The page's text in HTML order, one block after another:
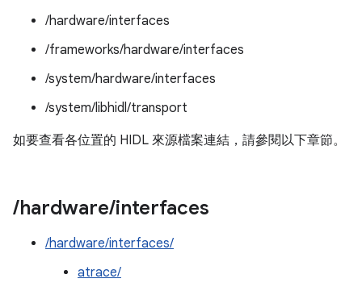
/hardware/interfaces
/frameworks/hardware/interfaces
/system/hardware/interfaces
/system/libhidl/transport
如要查看各位置的 HIDL 來源檔案連結，請參閱以下章節。
/hardware/interfaces
/hardware/interfaces/
atrace/